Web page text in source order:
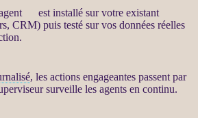
est installé sur votre existant
CRM) puis testé sur vos donnéesréelles
, les actions engageantes passent par
surveille les agentsen continu.